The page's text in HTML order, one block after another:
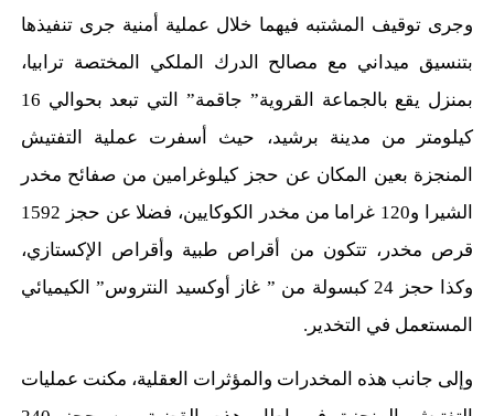
وجرى توقيف المشتبه فيهما خلال عملية أمنية جرى تنفيذها
بتنسيق ميداني مع مصالح الدرك الملكي المختصة ترابيا،
بمنزل يقع بالجماعة القروية” جاقمة” التي تبعد بحوالي 16
كيلومتر من مدينة برشيد، حيث أسفرت عملية التفتيش
المنجزة بعين المكان عن حجز كيلوغرامين من صفائح مخدر
الشيرا و120 غراما من مخدر الكوكايين، فضلا عن حجز 1592
قرص مخدر، تتكون من أقراص طبية وأقراص الإكستازي،
وكذا حجز 24 كبسولة من ” غاز أوكسيد النتروس” الكيميائي
المستعمل في التخدير.
وإلى جانب هذه المخدرات والمؤثرات العقلية، مكنت عمليات